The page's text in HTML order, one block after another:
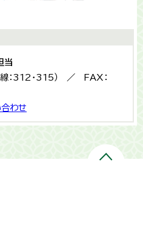
当
：312・315） ／ FAX：
わせ